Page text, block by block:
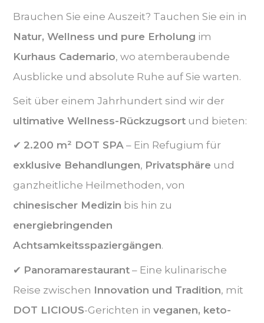
Brauchen Sie eine Auszeit? Tauchen Sie ein in
Natur, Wellness und pure Erholung im
Kurhaus Cademario, wo atemberaubende
Ausblicke und absolute Ruhe auf Sie warten.
Seit über einem Jahrhundert sind wir der
ultimative Wellness-Rückzugsortund bieten:
✔ 2.200 m² DOT SPA– Ein Refugium für
exklusive Behandlungen, Privatsphäre und
ganzheitliche Heilmethoden, von
chinesischer Medizin bis hin zu
energiebringenden
Achtsamkeitsspaziergängen.
✔ Panoramarestaurant– Eine kulinarische
Reise zwischen Innovation und Tradition, mit
DOT LICIOUS-Gerichten in veganen, keto-